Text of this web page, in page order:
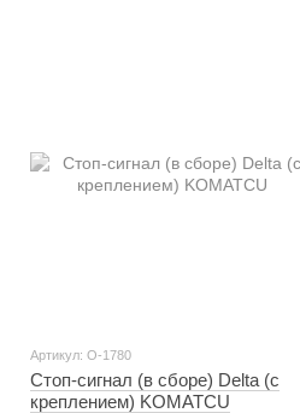
Артикул: O-1780
Стоп-сигнал (в сборе) Delta (с
креплением) KOMATCU